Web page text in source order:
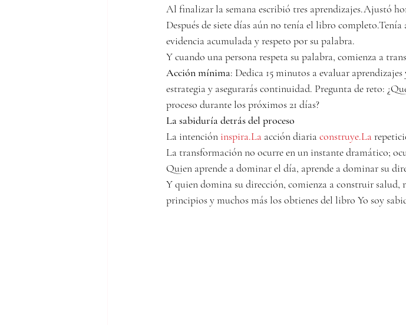
Al finalizar la semana escribió tres aprendizajes.Ajustó
Después de siete días aún no tenía el libro
evidencia acumulada y respeto por su palabra.
Y cuando una persona respeta su palabra, comienza a
Acción mínima: Dedica 15 minutos a evaluar
estrategia y asegurarás continuidad. Pregunta de reto:
proceso durante los próximos 21 días?
La sabiduría detrás del proceso
La intención inspira.La acción diaria construye.La
La transformación no ocurre en un instante dramático;
Quien aprende a dominar el día, aprende a dominar su
Y quien domina su dirección, comienza a construir
principios y muchos más los obtienes del libro Yo soy